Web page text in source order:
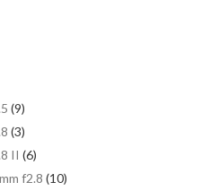
(9)
(3)
II (6)
f2.8 (10)